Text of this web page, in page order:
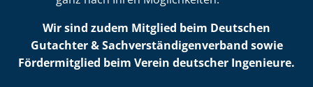
Wir sind zudem Mitglied beim Deutschen
Gutachter & Sach­ver­stän­di­gen­ver­band sowie
Fördermitglied beim Verein deutscher Ingenieure.